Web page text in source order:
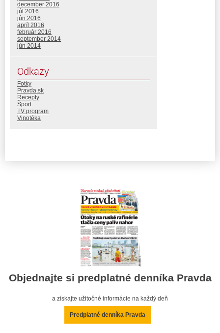
december 2016
júl 2016
jún 2016
apríl 2016
február 2016
september 2014
jún 2014
Odkazy
Fotky
Pravda.sk
Recepty
Šport
TV program
Vinotéka
Objednajte si predplatné denníka Pravda
a získajte užitočné informácie na každý deň
Predplatné denníka Pravda